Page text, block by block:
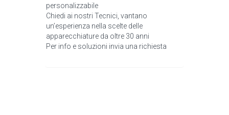
personalizzabile
Chiedi ai nostri Tecnici, vantano
un’esperienza nella scelte delle
apparecchiature da oltre 30 anni
Per info e soluzioni invia una richiesta